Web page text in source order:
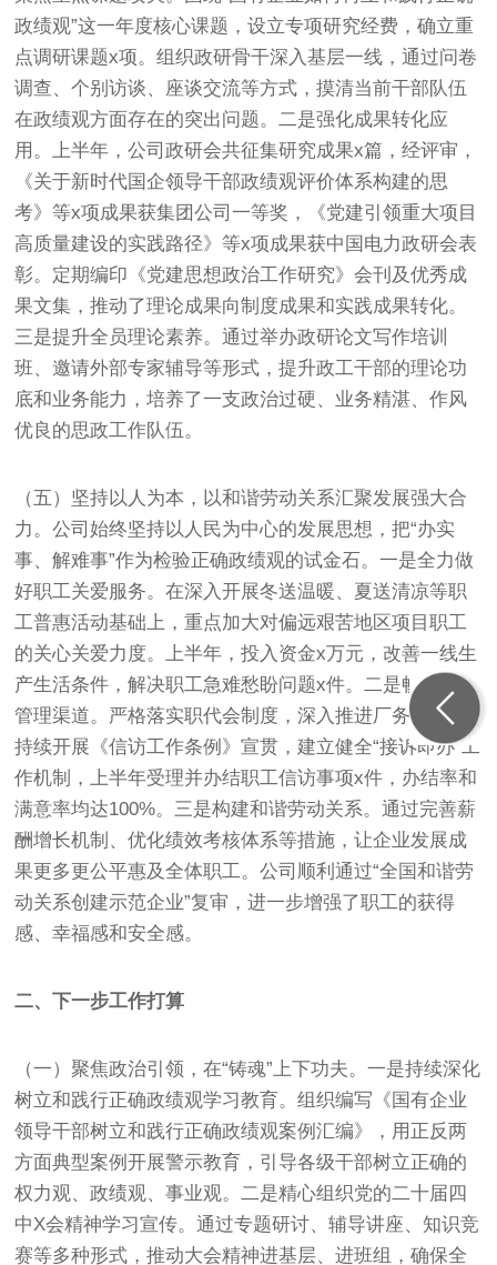
政绩观”这一年度核心课题，设立专项研究经费，确立重
点调研课题x项。组织政研骨干深入基层一线，通过问卷
调查、个别访谈、座谈交流等方式，摸清当前干部队伍
在政绩观方面存在的突出问题。二是强化成果转化应
用。上半年，公司政研会共征集研究成果x篇，经评审，
《关于新时代国企领导干部政绩观评价体系构建的思
考》等x项成果获集团公司一等奖，《党建引领重大项目
高质量建设的实践路径》等x项成果获中国电力政研会表
彰。定期编印《党建思想政治工作研究》会刊及优秀成
果文集，推动了理论成果向制度成果和实践成果转化。
三是提升全员理论素养。通过举办政研论文写作培训
班、邀请外部专家辅导等形式，提升政工干部的理论功
底和业务能力，培养了一支政治过硬、业务精湛、作风
优良的思政工作队伍。
（五）坚持以人为本，以和谐劳动关系汇聚发展强大合
力。公司始终坚持以人民为中心的发展思想，把“办实
事、解难事”作为检验正确政绩观的试金石。一是全力做
好职工关爱服务。在深入开展冬送温暖、夏送清凉等职
工普惠活动基础上，重点加大对偏远艰苦地区项目职工
的关心关爱力度。上半年，投入资金x万元，改善一线生
产生活条件，解决职工急难愁盼问题x件。二是畅通民主
管理渠道。严格落实职代会制度，深入推进厂务公开。
持续开展《信访工作条例》宣贯，建立健全“接诉即办”工
作机制，上半年受理并办结职工信访事项x件，办结率和
满意率均达100%。三是构建和谐劳动关系。通过完善薪
酬增长机制、优化绩效考核体系等措施，让企业发展成
果更多更公平惠及全体职工。公司顺利通过“全国和谐劳
动关系创建示范企业”复审，进一步增强了职工的获得
感、幸福感和安全感。
二、下一步工作打算
（一）聚焦政治引领，在“铸魂”上下功夫。一是持续深化
树立和践行正确政绩观学习教育。组织编写《国有企业
领导干部树立和践行正确政绩观案例汇编》，用正反两
方面典型案例开展警示教育，引导各级干部树立正确的
权力观、政绩观、事业观。二是精心组织党的二十届四
中X会精神学习宣传。通过专题研讨、辅导讲座、知识竞
赛等多种形式，推动大会精神进基层、进班组，确保全